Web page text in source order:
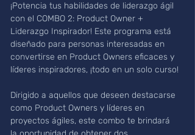
¡Potencia tus habilidades de liderazgo ágil
con el COMBO 2: Product Owner +
Liderazgo Inspirador! Este programa está
diseñado para personas interesadas en
convertirse en Product Owners eficaces y
líderes inspiradores, ¡todo en un solo curso!
Dirigido a aquellos que deseen destacarse
como Product Owners y líderes en
proyectos ágiles, este combo te brindará